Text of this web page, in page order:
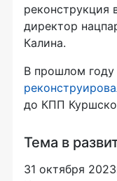
реконструкция
директор
Калина.
В прошлом году
до КПП
Тема в
31 октября